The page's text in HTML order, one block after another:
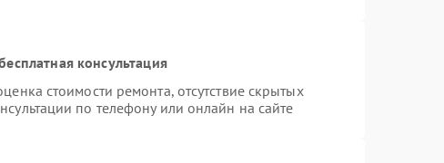
консультация
стоимости ремонта, отсутствие скрытых
по телефону или онлайн на сайте